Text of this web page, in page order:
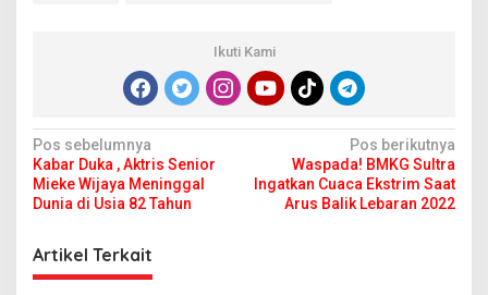
Ikuti Kami
N
a
v
i
g
Pos sebelumnya
Kabar Duka , Aktris Senior
Mieke Wijaya Meninggal
Dunia di Usia 82 Tahun
Pos berikutnya
Waspada! BMKG Sultra
Ingatkan Cuaca Ekstrim Saat
Arus Balik Lebaran 2022
Artikel Terkait